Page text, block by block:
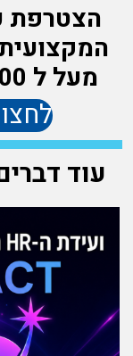
הצטרפת
מעל ל 10,000 אנשי גיוס ו HR?
עוד